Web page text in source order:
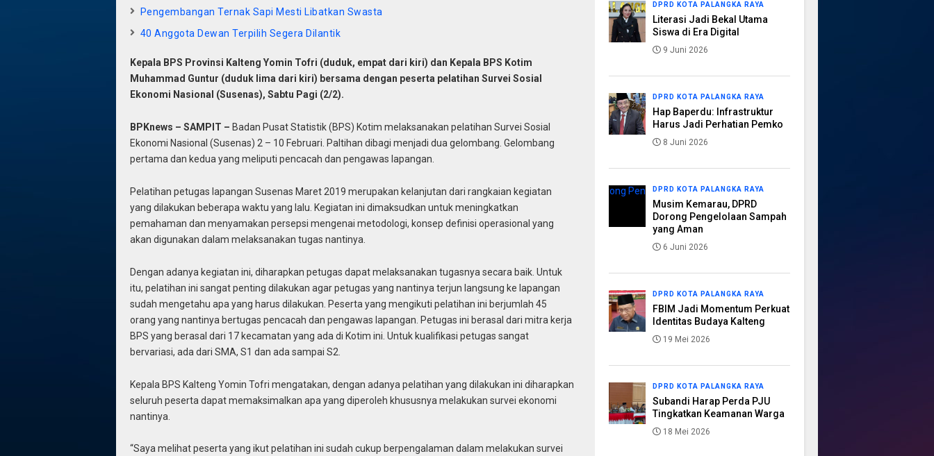
Pengembangan Ternak Sapi Mesti Libatkan Swasta
40 Anggota Dewan Terpilih Segera Dilantik
Kepala BPS Provinsi Kalteng Yomin Tofri (duduk, empat dari kiri) dan Kepala BPS Kotim
Muhammad Guntur (duduk lima dari kiri) bersama dengan peserta pelatihan Survei Sosial
Ekonomi Nasional (Susenas), Sabtu Pagi (2/2).
BPKnews – SAMPIT – Badan Pusat Statistik (BPS) Kotim melaksanakan pelatihan Survei Sosial
Ekonomi Nasional (Susenas) 2 – 10 Februari. Paltihan dibagi menjadi dua gelombang. Gelombang
pertama dan kedua yang meliputi pencacah dan pengawas lapangan.
Pelatihan petugas lapangan Susenas Maret 2019 merupakan kelanjutan dari rangkaian kegiatan
yang dilakukan beberapa waktu yang lalu. Kegiatan ini dimaksudkan untuk meningkatkan
pemahaman dan menyamakan persepsi mengenai metodologi, konsep definisi operasional yang
akan digunakan dalam melaksanakan tugas nantinya.
Dengan adanya kegiatan ini, diharapkan petugas dapat melaksanakan tugasnya secara baik. Untuk
itu, pelatihan ini sangat penting dilakukan agar petugas yang nantinya terjun langsung ke lapangan
sudah mengetahu apa yang harus dilakukan. Peserta yang mengikuti pelatihan ini berjumlah 45
orang yang nantinya bertugas pencacah dan pengawas lapangan. Petugas ini berasal dari mitra kerja
BPS yang berasal dari 17 kecamatan yang ada di Kotim ini. Untuk kualifikasi petugas sangat
bervariasi, ada dari SMA, S1 dan ada sampai S2.
Kepala BPS Kalteng Yomin Tofri mengatakan, dengan adanya pelatihan yang dilakukan ini diharapkan
seluruh peserta dapat memaksimalkan apa yang diperoleh khususnya melakukan survei ekonomi
nantinya.
“Saya melihat peserta yang ikut pelatihan ini sudah cukup berpengalaman dalam melakukan survei
DPRD KOTA PALANGKA RAYA
Literasi Jadi Bekal Utama
Siswa di Era Digital
9 Juni 2026
DPRD KOTA PALANGKA RAYA
Hap Baperdu: Infrastruktur
Harus Jadi Perhatian Pemko
8 Juni 2026
DPRD KOTA PALANGKA RAYA
Musim Kemarau, DPRD
Dorong Pengelolaan Sampah
yang Aman
6 Juni 2026
DPRD KOTA PALANGKA RAYA
FBIM Jadi Momentum Perkuat
Identitas Budaya Kalteng
19 Mei 2026
DPRD KOTA PALANGKA RAYA
Subandi Harap Perda PJU
Tingkatkan Keamanan Warga
18 Mei 2026